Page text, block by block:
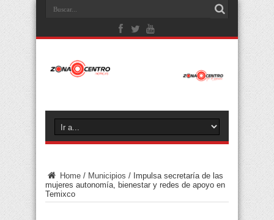
Home / Municipios / Impulsa secretaría de las
mujeres autonomía, bienestar y redes de apoyo en
Temixco